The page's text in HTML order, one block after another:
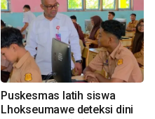
Puskesmas latih siswa
Lhokseumawe deteksi dini